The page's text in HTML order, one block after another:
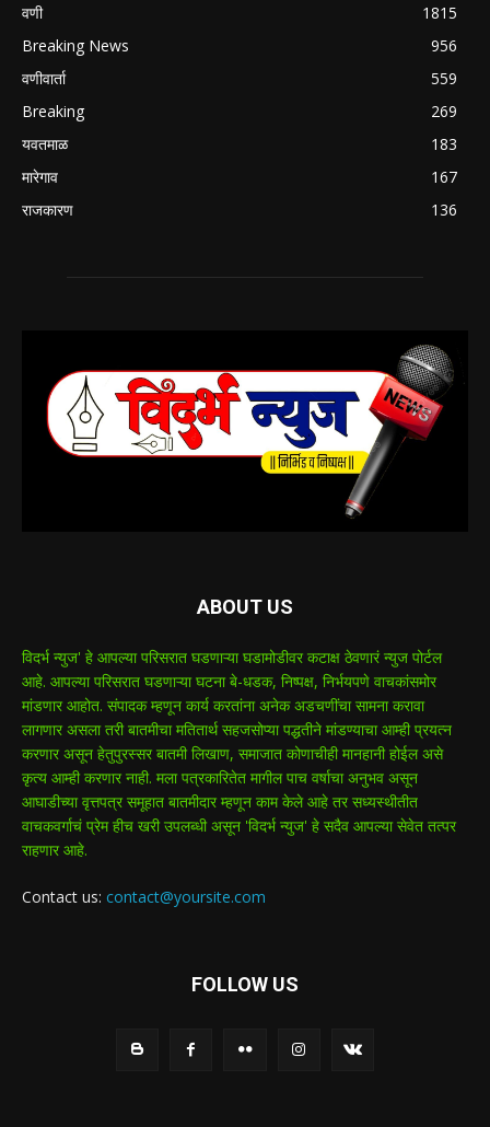
वणी
1815
Breaking News
956
वणीवार्ता
559
Breaking
269
यवतमाळ
183
मारेगाव
167
राजकारण
136
ABOUT US
विदर्भ न्युज' हे आपल्या परिसरात घडणाऱ्या घडामोडीवर कटाक्ष ठेवणारं न्युज पोर्टल
आहे. आपल्या परिसरात घडणाऱ्या घटना बे-धडक, निष्पक्ष, निर्भयपणे वाचकांसमोर
मांडणार आहोत. संपादक म्हणून कार्य करतांना अनेक अडचणींचा सामना करावा
लागणार असला तरी बातमीचा मतितार्थ सहजसोप्या पद्धतीने मांडण्याचा आम्ही प्रयत्न
करणार असून हेतुपुरस्सर बातमी लिखाण, समाजात कोणाचीही मानहानी होईल असे
कृत्य आम्ही करणार नाही. मला पत्रकारितेत मागील पाच वर्षाचा अनुभव असून
आघाडीच्या वृत्तपत्र समूहात बातमीदार म्हणून काम केले आहे तर सध्यस्थीतीत
वाचकवर्गाचं प्रेम हीच खरी उपलब्धी असून 'विदर्भ न्युज' हे सदैव आपल्या सेवेत तत्पर
राहणार आहे.
Contact us: contact@yoursite.com
FOLLOW US